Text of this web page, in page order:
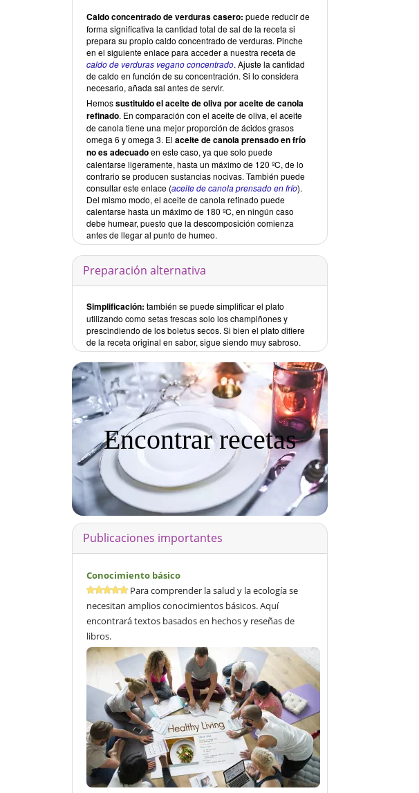
Caldo concentrado de verduras casero: puede reducir de
forma significativa la cantidad total de sal de la receta si
prepara su propio caldo concentrado de verduras. Pinche
en el siguiente enlace para acceder a nuestra receta de
caldo de verduras vegano concentrado. Ajuste la cantidad
de caldo en función de su concentración. Si lo considera
necesario, añada sal antes de servir.
Hemossustituido el aceite de oliva por aceite de canola
refinado. En comparación con el aceite de oliva, el aceite
de canola tiene una mejor proporción de ácidos grasos
omega 6 y omega 3. El aceite de canola prensado en frío
no es adecuadoen este caso, ya que solo puede
calentarse ligeramente, hasta un máximo de 120 ºC, de lo
contrario se producen sustancias nocivas. También puede
consultar este enlace (aceite de canola prensado en frío).
Del mismo modo, el aceite de canola refinado puede
calentarse hasta un máximo de 180 ºC, en ningún caso
debe humear, puesto que la descomposición comienza
antes de llegar al punto de humeo.
Preparación alternativa
Simplificación: también se puede simplificar el plato
utilizando como setas frescas solo los champiñones y
prescindiendo de los boletus secos. Si bien el plato difiere
de la receta original en sabor, sigue siendo muy sabroso.
Encontrar recetas
Publicaciones importantes
Conocimiento básico
Para comprender la salud y la ecología se
necesitan amplios conocimientos básicos. Aquí
encontrará textos basados en hechos y reseñas de
libros.